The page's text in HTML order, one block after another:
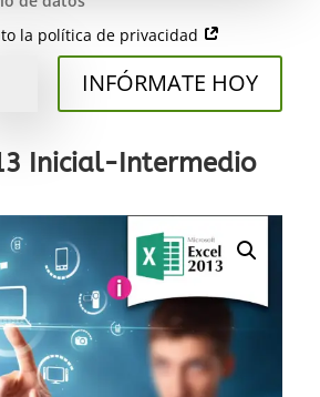
la política de privacidad
INFÓRMATE HOY
Inicial-Intermedio